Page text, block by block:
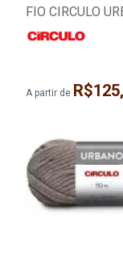
FIO CIRCULO
A partir de